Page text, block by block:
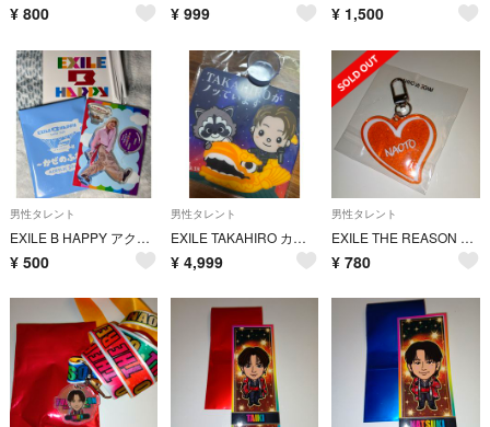
¥ 800 ¥ 999 ¥ 1,500
男性タレント
EXILE B HAPPY アクリルスタンド 岩谷翔吾
¥ 500
男性タレント
EXILE TAKAHIRO カーサイン
¥ 4,999
男性タレント
EXILE THE REASON ガチャ アクリルラメネームキーホルダーNAOT
¥ 780